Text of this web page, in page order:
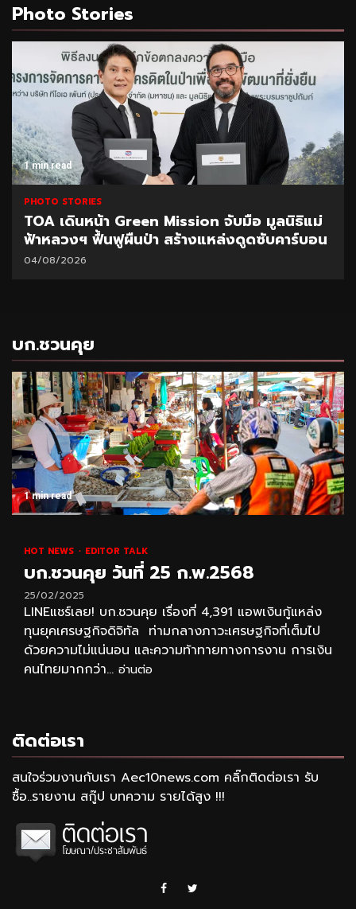
Photo Stories
1 min read
PHOTO STORIES
TOA เดินหน้า Green Mission จับมือ มูลนิธิแม่
ฟ้าหลวงฯ ฟื้นฟูผืนป่า สร้างแหล่งดูดซับคาร์บอน
04/08/2026
บก.ชวนคุย
1 min read
HOT NEWS EDITOR TALK
บก.ชวนคุย วันที่ 25 ก.พ.2568
25/02/2025
LINEแชร์เลย! บก.ชวนคุย เรื่องที่ 4,391 แอพเงินกู้แหล่ง
ทุนยุคเศรษฐกิจดิจิทัล ท่ามกลางภาวะเศรษฐกิจที่เต็มไป
ด้วยความไม่แน่นอน และความท้าทายทางการงาน การเงิน
คนไทยมากกว่า... อ่านต่อ
ติดต่อเรา
สนใจร่วมงานกับเรา Aec10news.com คลิ๊กติดต่อเรา รับ
ซื้อ..รายงาน สกู๊ป บทความ รายได้สูง !!!
Facebook
Twitter